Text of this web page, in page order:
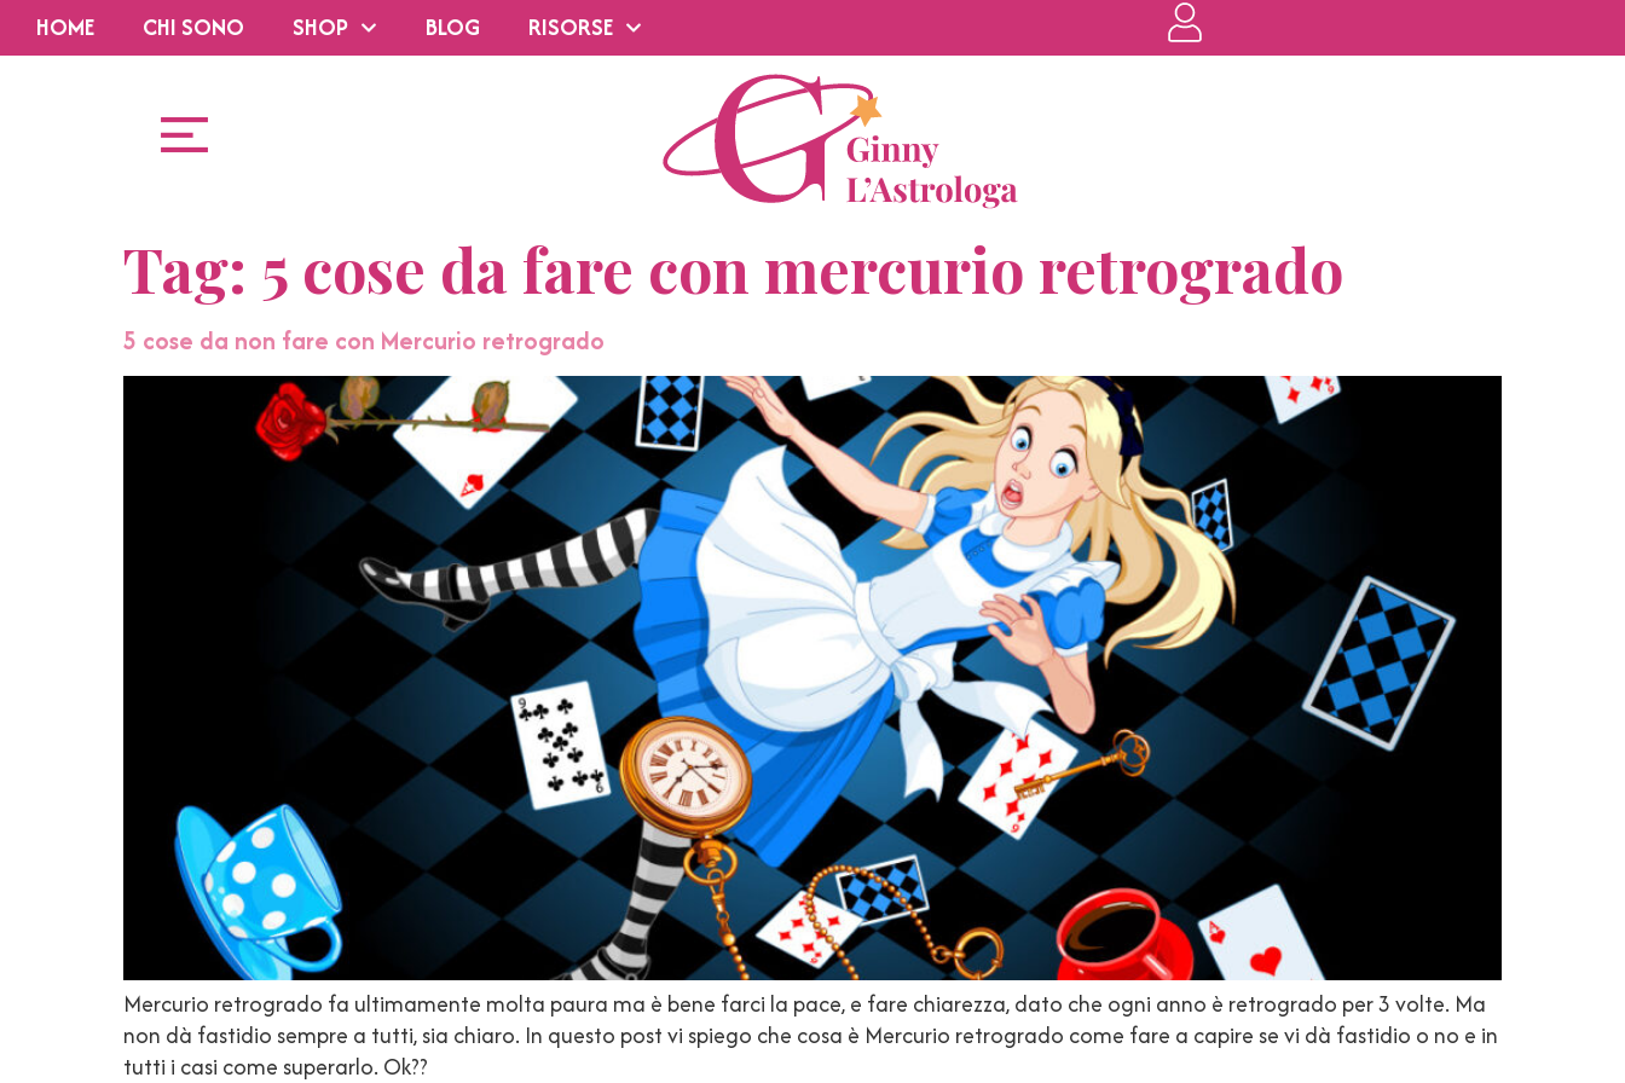
HOME CHI SONO SHOP BLOG RISORSE
Tag: 5 cose da fare con mercurio retrogrado
5 cose da non fare con Mercurio retrogrado
Mercurio retrogrado fa ultimamente molta paura ma è bene farci la pace, e fare chiarezza, dato che ogni anno è retrogrado per 3 volte. Ma
non dà fastidio sempre a tutti, sia chiaro. In questo post vi spiego che cosa è Mercurio retrogrado come fare a capire se vi dà fastidio o no e in
tutti i casi come superarlo. Ok??